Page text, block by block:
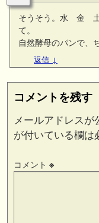
そうそう。水 金 土
て。
自然酵母のパンで、
返信 ↓
コメントを残す
メールアドレスが
が付いている欄は
コメント ※